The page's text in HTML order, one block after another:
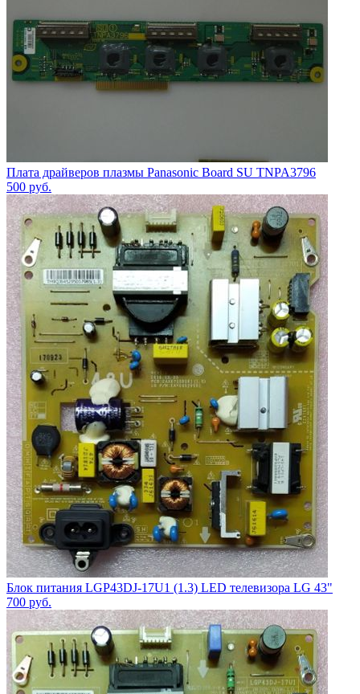
Плата драйверов плазмы Panasonic Board SU TNPA3796
500 руб.
Блок питания LGP43DJ-17U1 (1.3) LED телевизора LG 43"
700 руб.